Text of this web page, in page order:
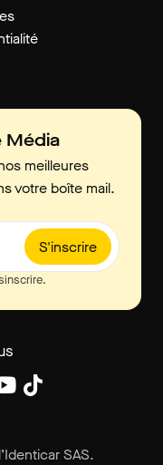
Média
meilleures
votre boîte mail.
S'inscrire
SAS.